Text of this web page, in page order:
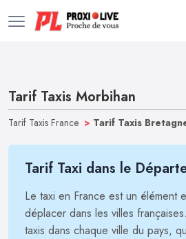
Tarif Taxis Morbihan
Tarif Taxis France > Tarif Taxis
Tarif Taxi dans le
Le taxi en France est un élément
déplacer dans les villes
taxis dans chaque ville du pays,